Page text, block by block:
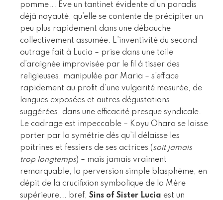
pomme... Eve un tantinet évidente d’un paradis
déjà noyauté, qu’elle se contente de précipiter un
peu plus rapidement dans une débauche
collectivement assumée. L’inventivité du second
outrage fait à Lucia – prise dans une toile
d’araignée improvisée par le fil à tisser des
religieuses, manipulée par Maria – s’efface
rapidement au profit d’une vulgarité mesurée, de
langues exposées et autres dégustations
suggérées, dans une efficacité presque syndicale.
Le cadrage est impeccable – Koyu Ohara se laisse
porter par la symétrie dès qu’il délaisse les
poitrines et fessiers de ses actrices (soit jamais
trop longtemps) – mais jamais vraiment
remarquable, la perversion simple blasphème, en
dépit de la crucifixion symbolique de la Mère
supérieure... bref, Sins of Sister Lucia est un